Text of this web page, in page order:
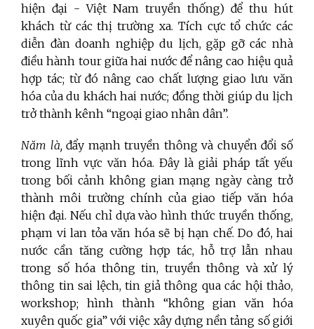
hiện đại - Việt Nam truyền thống) để thu hút
khách từ các thị trường xa. Tích cực tổ chức các
diễn đàn doanh nghiệp du lịch, gặp gỡ các nhà
điều hành tour giữa hai nước để nâng cao hiệu quả
hợp tác; từ đó nâng cao chất lượng giao lưu văn
hóa của du khách hai nước; đồng thời giúp du lịch
trở thành kênh “ngoại giao nhân dân”.
Năm là, đẩy mạnh truyền thông và chuyển đổi số
trong lĩnh vực văn hóa. Đây là giải pháp tất yếu
trong bối cảnh không gian mạng ngày càng trở
thành môi trường chính của giao tiếp văn hóa
hiện đại. Nếu chỉ dựa vào hình thức truyền thống,
phạm vi lan tỏa văn hóa sẽ bị hạn chế. Do đó, hai
nước cần tăng cường hợp tác, hỗ trợ lẫn nhau
trong số hóa thông tin, truyền thông và xử lý
thông tin sai lệch, tin giả thông qua các hội thảo,
workshop; hình thành “không gian văn hóa
xuyên quốc gia” với việc xây dựng nền tảng số giới